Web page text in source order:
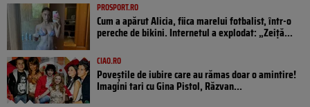
PROSPORT.RO
Cum a apărut Alicia, fiica marelui fotbalist, într-o
pereche de bikini. Internetul a explodat: „Zeiță...
CIAO.RO
Poveştile de iubire care au rămas doar o amintire!
Imagini tari cu Gina Pistol, Răzvan...